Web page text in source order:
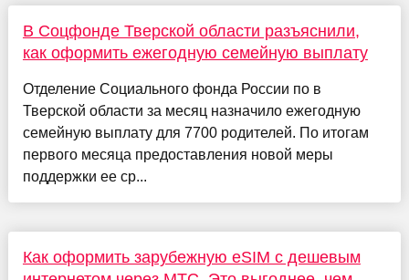
В Соцфонде Тверской области разъяснили,
как оформить ежегодную семейную выплату
Отделение Социального фонда России по в
Тверской области за месяц назначило ежегодную
семейную выплату для 7700 родителей. По итогам
первого месяца предоставления новой меры
поддержки ее ср...
Как оформить зарубежную eSIM с дешевым